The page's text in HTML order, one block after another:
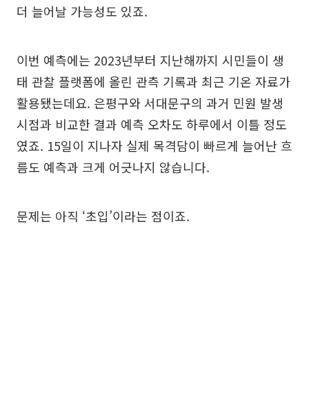
더 늘어날 가능성도 있죠.
이번 예측에는 2023년부터 지난해까지 시민들이 생
태 관찰 플랫폼에 올린 관측 기록과 최근 기온 자료가
활용됐는데요. 은평구와 서대문구의 과거 민원 발생
시점과 비교한 결과 예측 오차도 하루에서 이틀 정도
였죠. 15일이 지나자 실제 목격담이 빠르게 늘어난 흐
름도 예측과 크게 어긋나지 않습니다.
문제는 아직 ‘초입’이라는 점이죠.